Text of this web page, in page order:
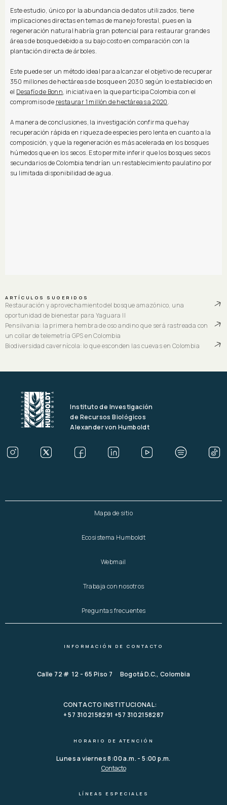
Este estudio, único por la abundancia de datos utilizados, tiene
implicaciones directas en temas de manejo forestal, pues en la
regeneración natural habría gran potencial para restaurar grandes
áreas de bosque debido a su bajo costo en comparación con la
plantación directa de árboles.
Este puede ser un método ideal para alcanzar el objetivo de recuperar
350 millones de hectáreas de bosque en 2030 según lo establecido en
el Desafío de Bonn, iniciativa en la que participa Colombia con el
compromiso de restaurar 1 millón de hectáreas a 2020.
A manera de conclusiones, la investigación confirma que hay
recuperación rápida en riqueza de especies pero lenta en cuanto a la
composición, y que la regeneración es más acelerada en los bosques
húmedos que en los secos. Esto permite inferir que los bosques secos
secundarios de Colombia tendrían un restablecimiento paulatino por
su limitada disponibilidad de agua.
ARTÍCULOS SUGERIDOS
Restauración y aprovechamiento del bosque amazónico, una
oportunidad de bienestar para Yaguara II
Pensilvania: la primera hembra de oso andino que será rastreada con
un collar de telemetría GPS en Colombia
Biodiversidad cavernícola: lo que esconden las cuevas en Colombia
Instituto de Investigación
de Recursos Biológicos
Alexander von Humboldt
Mapa de sitio
Ecosistema Humboldt
Webmail
Trabaja con nosotros
Preguntas frecuentes
INFORMACIÓN DE CONTACTO
Calle 72 # 12 - 65 Piso 7 Bogotá D.C., Colombia
CONTACTO INSTITUCIONAL:
+ 57 3102158291 +57 3102158287
HORARIO DE ATENCIÓN
Lunes a viernes 8:00 a.m. - 5:00 p.m.
Contacto
LÍNEAS ESPECIALES